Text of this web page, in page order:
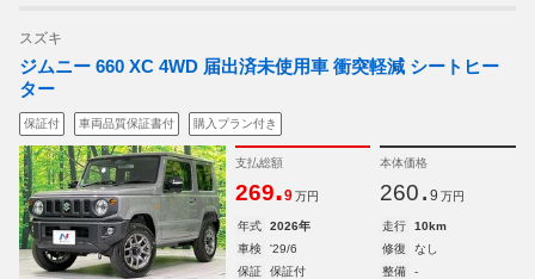
スズキ
ジムニー 660 XC 4WD 届出済未使用車 衝突軽減 シートヒー
ター
保証付 車両品質保証書付 購入プラン付き
支払総額
269.9 万円
本体価格
260. 9 万円
年式 2026年 走行
10km
車検
'29/6 修復
なし
保証
保証付 整備
-